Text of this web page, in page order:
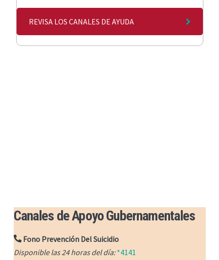
REVISA LOS CANALES DE AYUDA
Canales de Apoyo Gubernamentales
Fono Prevención Del Suicidio
Disponible las 24 horas del día: *4141